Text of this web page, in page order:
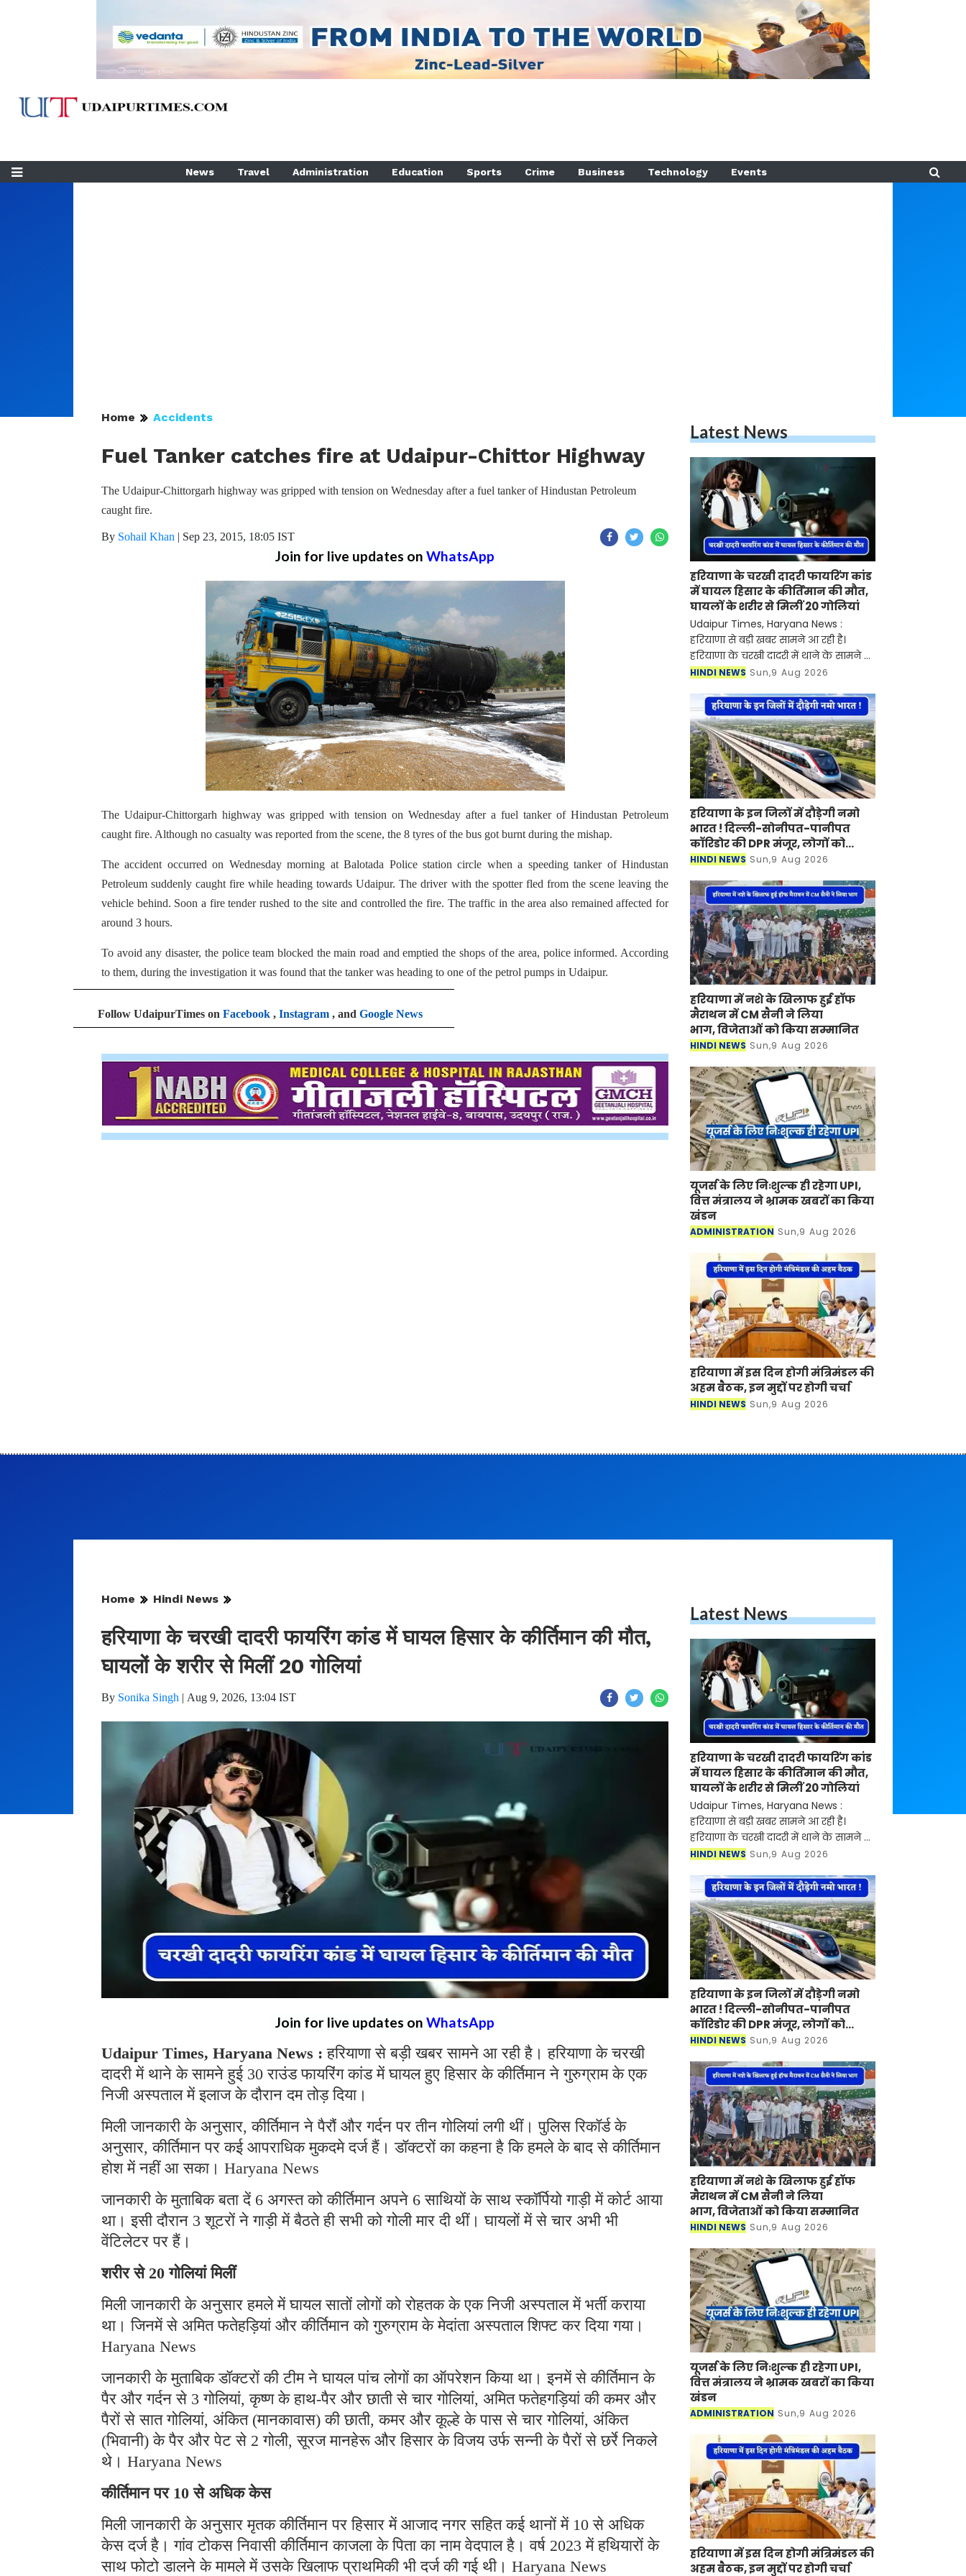
News Travel Administration Education Sports Crime Business Technology Events
Home Accidents
Fuel Tanker catches fire at Udaipur-Chittor Highway
The Udaipur-Chittorgarh highway was gripped with tension on Wednesday after a fuel tanker of Hindustan Petroleum
caught fire.
By Sohail Khan | Sep 23, 2015, 18:05 IST
Join for live updates on WhatsApp
The Udaipur-Chittorgarh highway was gripped with tension on Wednesday after a fuel tanker of Hindustan Petroleum
caught fire. Although no casualty was reported from the scene, the 8 tyres of the bus got burnt during the mishap.
The accident occurred on Wednesday morning at Balotada Police station circle when a speeding tanker of Hindustan
Petroleum suddenly caught fire while heading towards Udaipur. The driver with the spotter fled from the scene leaving the
vehicle behind. Soon a fire tender rushed to the site and controlled the fire. The traffic in the area also remained affected for
around 3 hours.
To avoid any disaster, the police team blocked the main road and emptied the shops of the area, police informed. According
to them, during the investigation it was found that the tanker was heading to one of the petrol pumps in Udaipur.
Follow UdaipurTimes on Facebook , Instagram , and Google News
Latest News
हरियाणा के चरखी दादरी फायरिंग कांड
में घायल हिसार के कीर्तिमान की मौत,
घायलों के शरीर से मिलीं 20 गोलियां
Udaipur Times, Haryana News :
हरियाणा से बड़ी खबर सामने आ रही है।
हरियाणा के चरखी दादरी में थाने के सामने हुई
30 राउंड फायरिंग कांड में घायल हुए हिसार
अस्पताल में
HINDI NEWS Sun,9 Aug 2026
हरियाणा के इन जिलों में दौड़ेगी नमो
भारत ! दिल्ली-सोनीपत-पानीपत
कॉरिडोर की DPR मंजूर, लोगों को
मिलेगा बड़ा फायदा
HINDI NEWS Sun,9 Aug 2026
हरियाणा में नशे के खिलाफ हुई हॉफ
मैराथन में CM सैनी ने लिया
भाग, विजेताओं को किया सम्मानित
HINDI NEWS Sun,9 Aug 2026
यूजर्स के लिए निःशुल्क ही रहेगा UPI,
वित्त मंत्रालय ने भ्रामक खबरों का किया
खंडन
ADMINISTRATION Sun,9 Aug 2026
हरियाणा में इस दिन होगी मंत्रिमंडल की
अहम बैठक, इन मुद्दों पर होगी चर्चा
HINDI NEWS Sun,9 Aug 2026
Home Hindi News
हरियाणा के चरखी दादरी फायरिंग कांड में घायल हिसार के कीर्तिमान की मौत,
घायलों के शरीर से मिलीं 20 गोलियां
By Sonika Singh | Aug 9, 2026, 13:04 IST
Join for live updates on WhatsApp
Udaipur Times, Haryana News :हरियाणा से बड़ी खबर सामने आ रही है। हरियाणा के चरखी
दादरी में थाने के सामने हुई 30 राउंड फायरिंग कांड में घायल हुए हिसार के कीर्तिमान ने गुरुग्राम के एक
निजी अस्पताल में इलाज के दौरान दम तोड़ दिया।
मिली जानकारी के अनुसार, कीर्तिमान ने पैरौं और गर्दन पर तीन गोलियां लगी थीं। पुलिस रिकॉर्ड के
अनुसार, कीर्तिमान पर कई आपराधिक मुकदमे दर्ज हैं। डॉक्टरों का कहना है कि हमले के बाद से कीर्तिमान
होश में नहीं आ सका। Haryana News
जानकारी के मुताबिक बता दें 6 अगस्त को कीर्तिमान अपने 6 साथियों के साथ स्कॉर्पियो गाड़ी में कोर्ट आया
था। इसी दौरान 3 शूटरों ने गाड़ी में बैठते ही सभी को गोली मार दी थीं। घायलों में से चार अभी भी
वेंटिलेटर पर हैं।
शरीर से 20 गोलियां मिलीं
मिली जानकारी के अनुसार हमले में घायल सातों लोगों को रोहतक के एक निजी अस्पताल में भर्ती कराया
था। जिनमें से अमित फतेहड़ियां और कीर्तिमान को गुरुग्राम के मेदांता अस्पताल शिफ्ट कर दिया गया।
Haryana News
जानकारी के मुताबिक डॉक्टरों की टीम ने घायल पांच लोगों का ऑपरेशन किया था। इनमें से कीर्तिमान के
पैर और गर्दन से 3 गोलियां, कृष्ण के हाथ-पैर और छाती से चार गोलियां, अमित फतेहगड़ियां की कमर और
पैरों से सात गोलियां, अंकित (मानकावास) की छाती, कमर और कूल्हे के पास से चार गोलियां, अंकित
(भिवानी) के पैर और पेट से 2 गोली, सूरज मानहेरू और हिसार के विजय उर्फ सन्नी के पैरों से छर्रे निकले
थे। Haryana News
कीर्तिमान पर 10 से अधिक केस
मिली जानकारी के अनुसार मृतक कीर्तिमान पर हिसार में आजाद नगर सहित कई थानों में 10 से अधिक
केस दर्ज है। गांव टोकस निवासी कीर्तिमान काजला के पिता का नाम वेदपाल है। वर्ष 2023 में हथियारों के
साथ फोटो डालने के मामले में उसके खिलाफ प्राथमिकी भी दर्ज की गई थी। Haryana News
Latest News
हरियाणा के चरखी दादरी फायरिंग कांड
में घायल हिसार के कीर्तिमान की मौत,
घायलों के शरीर से मिलीं 20 गोलियां
Udaipur Times, Haryana News :
हरियाणा से बड़ी खबर सामने आ रही है।
हरियाणा के चरखी दादरी में थाने के सामने हुई
30 राउंड फायरिंग कांड में घायल हुए हिसार
अस्पताल में
HINDI NEWS Sun,9 Aug 2026
हरियाणा के इन जिलों में दौड़ेगी नमो
भारत ! दिल्ली-सोनीपत-पानीपत
कॉरिडोर की DPR मंजूर, लोगों को
मिलेगा बड़ा फायदा
HINDI NEWS Sun,9 Aug 2026
हरियाणा में नशे के खिलाफ हुई हॉफ
मैराथन में CM सैनी ने लिया
भाग, विजेताओं को किया सम्मानित
HINDI NEWS Sun,9 Aug 2026
यूजर्स के लिए निःशुल्क ही रहेगा UPI,
वित्त मंत्रालय ने भ्रामक खबरों का किया
खंडन
ADMINISTRATION Sun,9 Aug 2026
हरियाणा में इस दिन होगी मंत्रिमंडल की
अहम बैठक, इन मुद्दों पर होगी चर्चा